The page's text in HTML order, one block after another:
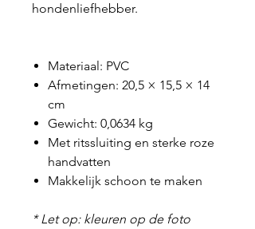
hondenliefhebber.
Materiaal: PVC
Afmetingen: 20,5 × 15,5 × 14
cm
Gewicht: 0,0634 kg
Met ritssluiting en sterke roze
handvatten
Makkelijk schoon te maken
* Let op: kleuren op de foto